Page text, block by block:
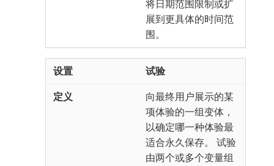
将日期范围限制或扩
展到更具体的时间范
围。
试验
向最终用户展示的某
项体验的一组变体，
以确定哪一种体验最
适合永久保存。 试验
由两个或多个变量组